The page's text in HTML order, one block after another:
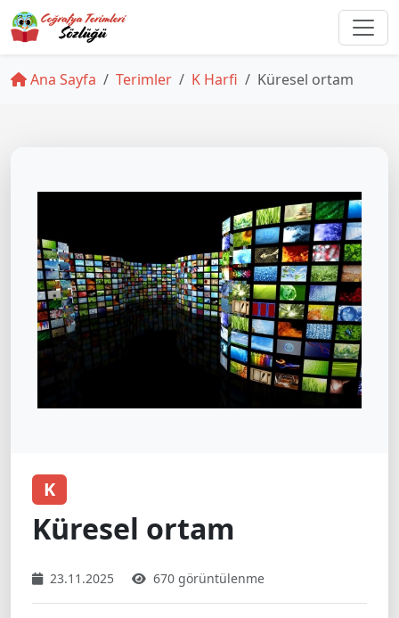
Ana Sayfa Terimler K Harfi Küresel ortam
K
Küresel ortam
23.11.2025 670 görüntülenme